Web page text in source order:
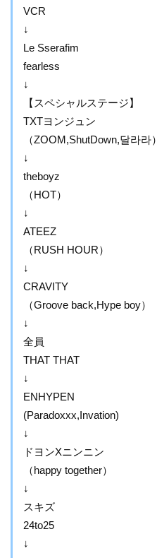
VCR
↓
Le Sserafim
fearless
↓
【スペシャルステージ】
TXTヨンジュン
（ZOOM,ShutDown,달라라）
↓
theboyz
（HOT）
↓
ATEEZ
（RUSH HOUR）
↓
CRAVITY
（Groove back,Hype boy）
↓
全員
THAT THAT
↓
ENHYPEN
(Paradoxxx,Invation)
↓
ドヨンXニンニン
（happy together）
↓
スキズ
24to25
↓